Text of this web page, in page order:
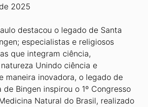
2025
destacou o legado de Santa
especialistas e religiosos
que integram ciência,
Unindo ciência e
maneira inovadora, o legado de
Bingen inspirou o 1º Congresso
Natural do Brasil, realizado